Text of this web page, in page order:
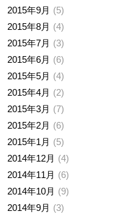
2015年9月
5
2015年8月
4
2015年7月
3
2015年6月
6
2015年5月
4
2015年4月
2
2015年3月
7
2015年2月
6
2015年1月
5
2014年12月
4
2014年11月
6
2014年10月
9
2014年9月
3